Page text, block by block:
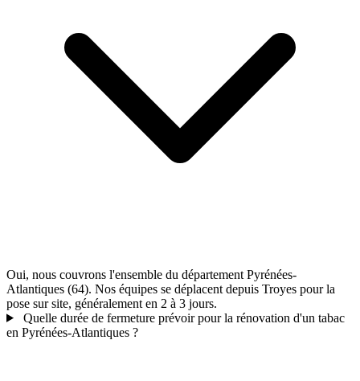
Oui, nous couvrons l'ensemble du département Pyrénées-
Atlantiques (64). Nos équipes se déplacent depuis Troyes pour la
pose sur site, généralement en 2 à 3 jours.
Quelle durée de fermeture prévoir pour la rénovation d'un tabac
en Pyrénées-Atlantiques ?